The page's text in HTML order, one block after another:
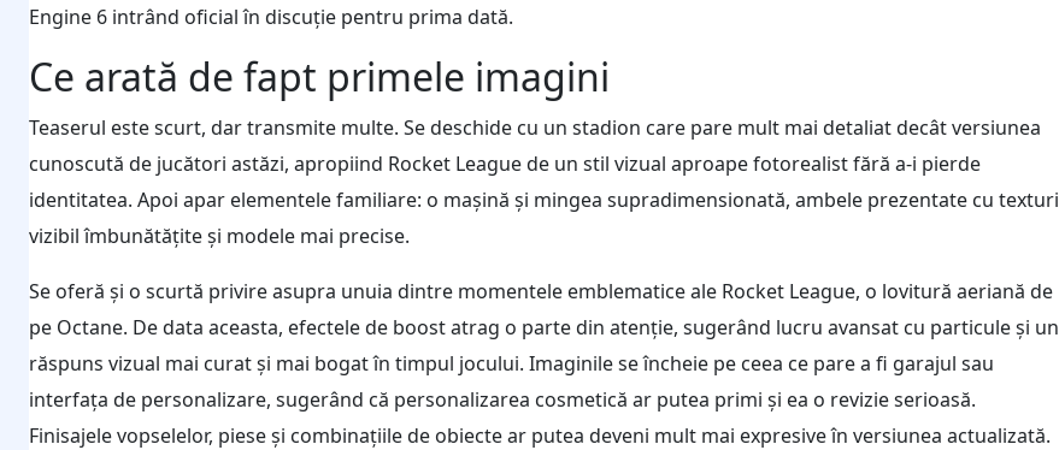
Engine 6 intrând oficial în discuție pentru prima dată.
Ce arată de fapt primele imagini
Teaserul este scurt, dar transmite multe. Se deschide cu un stadion care pare mult mai detaliat decât versiunea
cunoscută de jucători astăzi, apropiind Rocket League de un stil vizual aproape fotorealist fără a-i pierde
identitatea. Apoi apar elementele familiare: o mașină și mingea supradimensionată, ambele prezentate cu texturi
vizibil îmbunătățite și modele mai precise.
Se oferă și o scurtă privire asupra unuia dintre momentele emblematice ale Rocket League, o lovitură aeriană de
pe Octane. De data aceasta, efectele de boost atrag o parte din atenție, sugerând lucru avansat cu particule și un
răspuns vizual mai curat și mai bogat în timpul jocului. Imaginile se încheie pe ceea ce pare a fi garajul sau
interfața de personalizare, sugerând că personalizarea cosmetică ar putea primi și ea o revizie serioasă.
Finisajele vopselelor, piese și combinațiile de obiecte ar putea deveni mult mai expresive în versiunea actualizată.